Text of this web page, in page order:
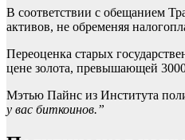
В соответствии с обещанием
активов, не обременяя
Переоценка старых
цене золота, превышающей
Мэтью Пайнс из Института
у вас биткоинов.”